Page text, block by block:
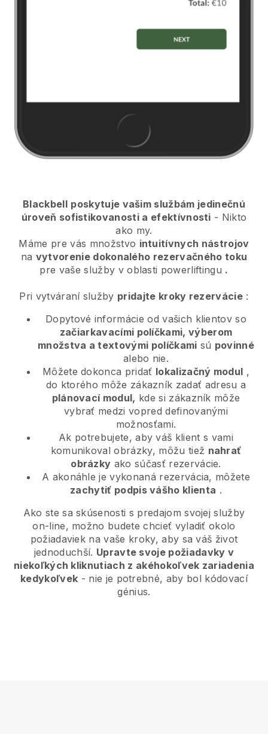
Blackbell poskytuje vašim službám jedinečnú
úroveň sofistikovanosti a efektívnosti - Nikto
ako my.
Máme pre vás množstvo intuitívnych nástrojov
na vytvorenie dokonalého rezervačného toku
pre vaše služby v oblasti powerliftingu .
Pri vytváraní služby pridajte kroky rezervácie :
Dopytové informácie od vašich klientov so
začiarkavacími políčkami, výberom
množstva a textovými políčkami sú povinné
alebo nie.
Môžete dokonca pridať lokalizačný modul ,
do ktorého môže zákazník zadať adresu a
plánovací modul, kde si zákazník môže
vybrať medzi vopred definovanými
možnosťami.
Ak potrebujete, aby váš klient s vami
komunikoval obrázky, môžu tiež nahrať
obrázky ako súčasť rezervácie.
A akonáhle je vykonaná rezervácia, môžete
zachytiť podpis vášho klienta .
Ako ste sa skúsenosti s predajom svojej služby
on-line, možno budete chcieť vyladiť okolo
požiadaviek na vaše kroky, aby sa váš život
jednoduchší. Upravte svoje požiadavky v
niekoľkých kliknutiach z akéhokoľvek zariadenia
kedykoľvek - nie je potrebné, aby bol kódovací
génius.